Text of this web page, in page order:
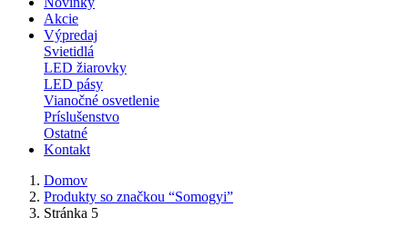
Akcie
Výpredaj
Svietidlá
LED žiarovky
LED pásy
Vianočné osvetlenie
Príslušenstvo
Ostatné
Kontakt
Domov
Produkty so značkou “Somogyi”
Stránka 5